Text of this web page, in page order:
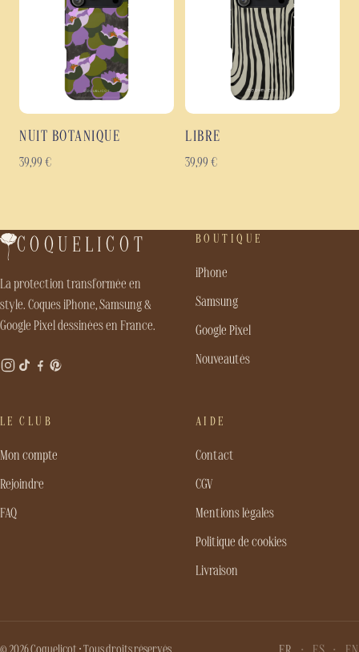
NUIT BOTANIQUE
39,99 €
LIBRE
39,99 €
COQUELICOT
La protection transformée en
style. Coques iPhone, Samsung &
Google Pixel dessinées en France.
BOUTIQUE
iPhone
Samsung
Google Pixel
Nouveautés
LE CLUB
Mon compte
Rejoindre
FAQ
AIDE
Contact
CGV
Mentions légales
Politique de cookies
Livraison